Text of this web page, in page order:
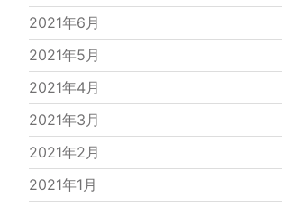
2021年6月
2021年5月
2021年4月
2021年3月
2021年2月
2021年1月